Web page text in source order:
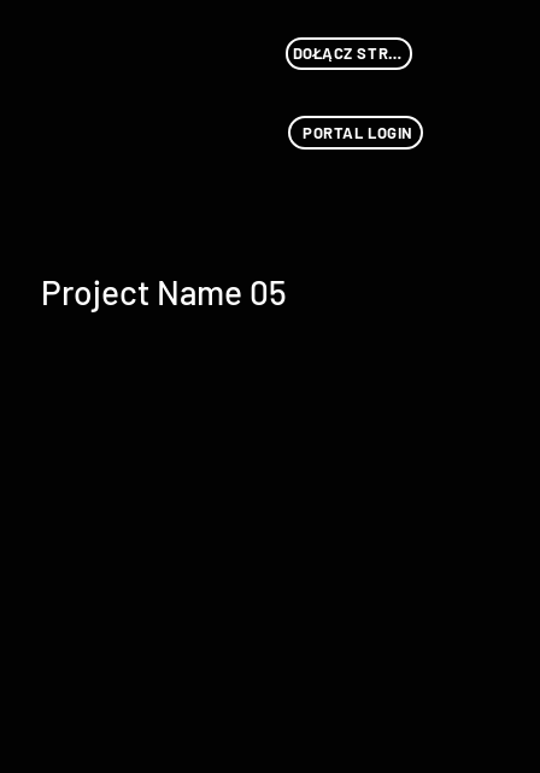
DOŁĄCZ STREAMU
PORTAL LOGIN
Project Name 05